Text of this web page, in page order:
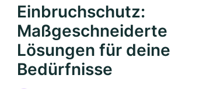
Einbruchschutz:
Maßgeschneiderte
Lösungen für deine
Bedürfnisse